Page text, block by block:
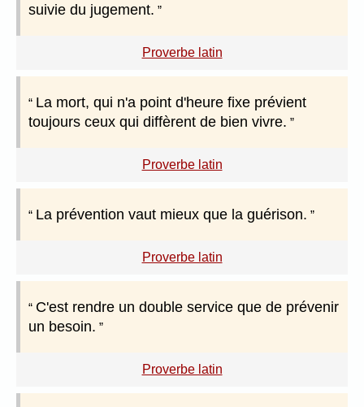
suivie du jugement.
Proverbe latin
La mort, qui n'a point d'heure fixe prévient
toujours ceux qui diffèrent de bien vivre.
Proverbe latin
La prévention vaut mieux que la guérison.
Proverbe latin
C'est rendre un double service que de prévenir
un besoin.
Proverbe latin